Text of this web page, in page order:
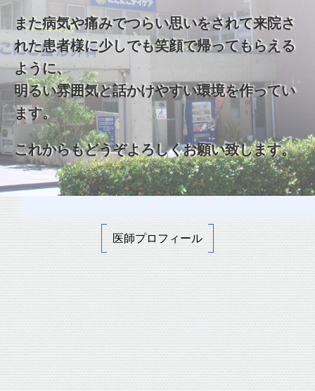
また病気や痛みでつらい思いをされて来院さ
れた患者様に少しでも笑顔で帰ってもらえる
ように、
明るい雰囲気と話かけやすい環境を作ってい
ます。
これからもどうぞよろしくお願い致します。
医師プロフィール